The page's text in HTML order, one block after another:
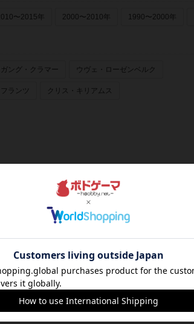
〜2015年 2000〜2010年 1990〜2000年
ガング・クラマー ウヴェ・ローゼンベルク
ランツ クリス・キリアムス